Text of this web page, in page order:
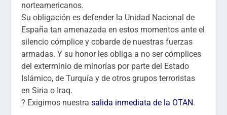
norteamericanos.
Su obligación es defender la Unidad Nacional de
España tan amenazada en estos momentos ante el
silencio cómplice y cobarde de nuestras fuerzas
armadas. Y su honor les obliga a no ser cómplices
del exterminio de minorías por parte del Estado
Islámico, de Turquía y de otros grupos terroristas
en Siria o Iraq.
? Exigimos nuestrasalida inmediata de la OTAN.